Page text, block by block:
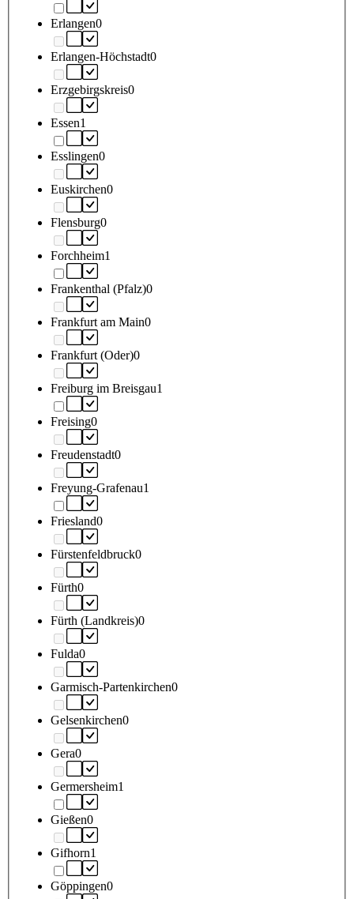
Erlangen0
Erlangen-Höchstadt0
Erzgebirgskreis0
Essen1
Esslingen0
Euskirchen0
Flensburg0
Forchheim1
Frankenthal (Pfalz)0
Frankfurt am Main0
Frankfurt (Oder)0
Freiburg im Breisgau1
Freising0
Freudenstadt0
Freyung-Grafenau1
Friesland0
Fürstenfeldbruck0
Fürth0
Fürth (Landkreis)0
Fulda0
Garmisch-Partenkirchen0
Gelsenkirchen0
Gera0
Germersheim1
Gießen0
Gifhorn1
Göppingen0